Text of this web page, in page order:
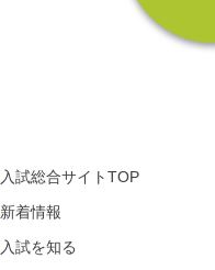
入試総合サイトTOP
新着情報
入試を知る